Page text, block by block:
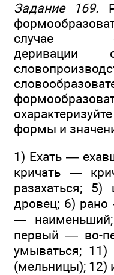
Задание 169.
случае
деривации
формы и
1) Ехать —
кричать —
разахаться;
дровец; 6)
—
первый — во-
умываться;
(мельницы);